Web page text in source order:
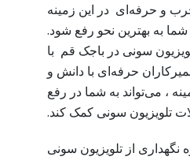
و حرفه‌ای در این زمینه
به بهترین نحو رفع شود.
سونی در باجک قم با
حرفه‌ای با دانش و
، می‌تواند به شما در رفع
تلویزیون سونی کمک کند.
نگهداری از تلویزیون سونی